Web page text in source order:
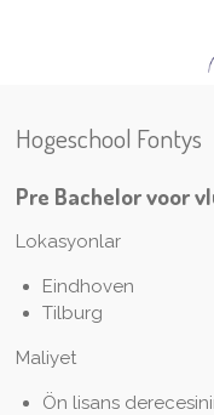
hoofdinhoud
Hogeschool Fontys
Pre Bachelor voor
Lokasyonlar
Eindhoven
Tilburg
Maliyet
Ön lisans